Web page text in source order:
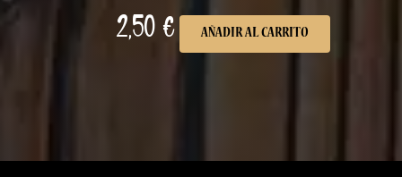
2,50 € AÑADIR AL CARRITO